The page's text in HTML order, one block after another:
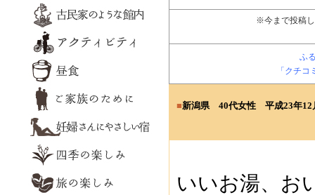
※今まで投稿し
ふ
「クチ
■新潟県 40代女性 平成23年12
いいお湯、お